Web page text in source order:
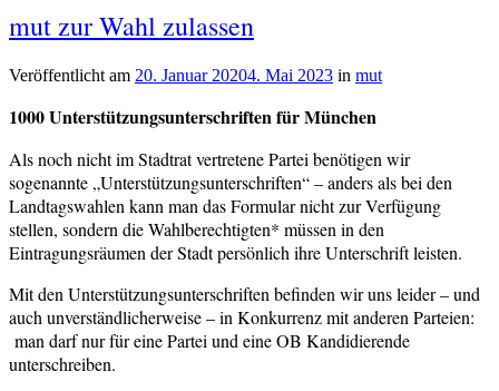
mut zur Wahl zulassen
Veröffentlicht am 20. Januar 20204. Mai 2023 von
redaktion
in mut
1000 Unterstützungsunterschriften für München
Als noch nicht im Stadtrat vertretene Partei benötigen wir
sogenannte „Unterstützungsunterschriften“ – anders als bei den
Landtagswahlen kann man das Formular nicht zur Verfügung
stellen, sondern die Wahlberechtigten* müssen in den
Eintragungsräumen der Stadt persönlich ihre Unterschrift leisten.
Mit den Unterstützungsunterschriften befinden wir uns leider – und
auch unverständlicherweise – in Konkurrenz mit anderen Parteien:
man darf nur für eine Partei und eine OB Kandidierende
unterschreiben.